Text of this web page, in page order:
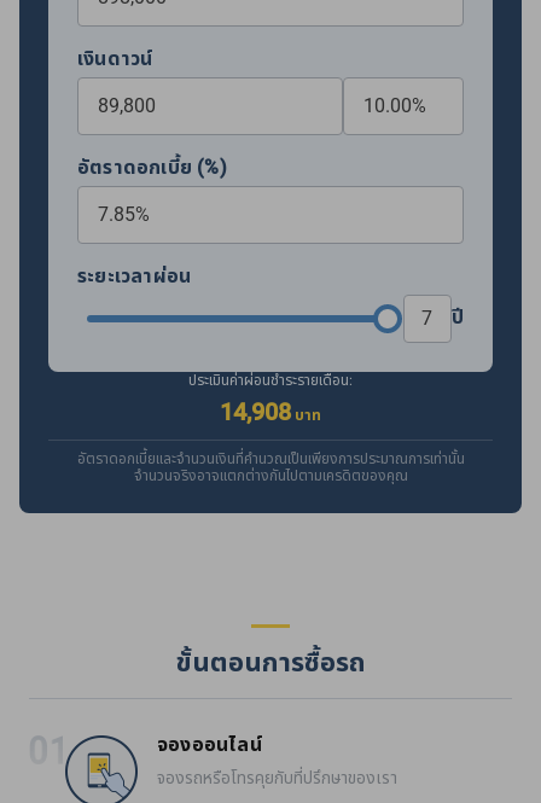
เงินดาวน์
อัตราดอกเบี้ย (%)
ระยะเวลาผ่อน
ปี
ประเมินค่าผ่อนชำระรายเดือน:
14,908 บาท
อัตราดอกเบี้ยและจำนวนเงินที่คำนวณเป็นเพียงการประมาณการเท่านั้น
จำนวนจริงอาจแตกต่างกันไปตามเครดิตของคุณ
ขั้นตอนการซื้อรถ
จองออนไลน์
จองรถหรือโทรคุยกับที่ปรึกษาของเรา